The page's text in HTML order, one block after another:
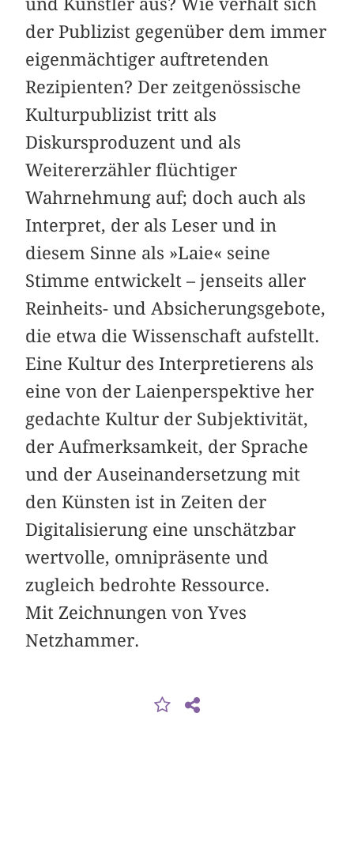
der Publizist gegenüber dem immer
eigenmächtiger auftretenden
Rezipienten? Der zeitgenössische
Kulturpublizist tritt als
Diskursproduzent und als
Weitererzähler flüchtiger
Wahrnehmung auf; doch auch als
Interpret, der als Leser und in
diesem Sinne als »Laie« seine
Stimme entwickelt – jenseits aller
Reinheits- und Absicherungsgebote,
die etwa die Wissenschaft aufstellt.
Eine Kultur des Interpretierens als
eine von der Laienperspektive her
gedachte Kultur der Subjektivität,
der Aufmerksamkeit, der Sprache
und der Auseinandersetzung mit
den Künsten ist in Zeiten der
Digitalisierung eine unschätzbar
wertvolle, omnipräsente und
zugleich bedrohte Ressource.
Mit Zeichnungen von Yves
Netzhammer.